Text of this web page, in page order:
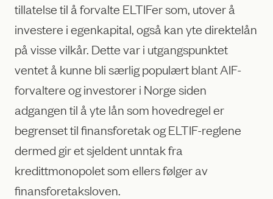
tillatelse til å forvalte ELTIFer som, utover å
investere i egenkapital, også kan yte direktelån
på visse vilkår. Dette var i utgangspunktet
ventet å kunne bli særlig populært blant AIF-
forvaltere og investorer i Norge siden
adgangen til å yte lån som hovedregel er
begrenset til finansforetak og ELTIF-reglene
dermed gir et sjeldent unntak fra
kredittmonopolet som ellers følger av
finansforetaksloven.